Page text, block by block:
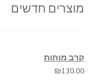
מוצרים חדשים
קרב מוחות
₪130.00